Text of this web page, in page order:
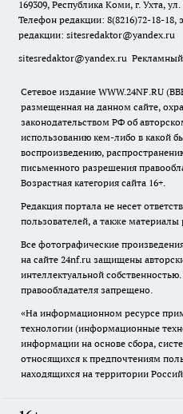
169309, Республика Коми, г. Ухта,
Телефон редакции: 8(8216)72-18-18,
редакции: sitesredaktor@yandex.ru
sitesredaktor@yandex.ru
Сетевое издание WWW.24NF.RU
размещенная на данном сайте,
законодательством РФ об
использованию кем-либо в какой
воспроизведению,
письменного разрешения
Возрастная категория сайта 16+.
Редакция портала не несет
пользователей, а также
Все фотографические
на сайте 24nf.ru защищены
интеллектуальной
правообладателя запрещено.
«На информационном ресурсе
технологии (информационные
информации на основе сбора,
относящихся к предпочтениям
находящихся на территории